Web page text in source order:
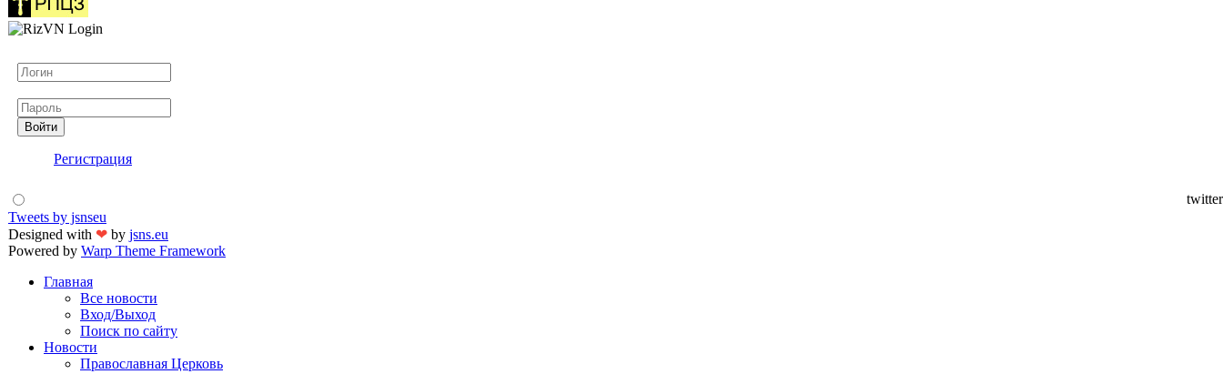
Войти
Регистрация
twitter
Tweets by jsnseu
Designed with ❤ by jsns.eu
Powered by Warp Theme Framework
Главная
Все новости
Вход/Выход
Поиск по сайту
Новости
Православная Церковь